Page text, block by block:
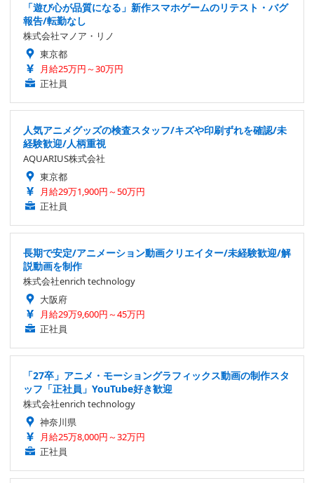
「遊び心が品質になる」新作スマホゲームのリテスト・バグ
報告/転勤なし
株式会社マノア・リノ
東京都
月給25万円～30万円
正社員
人気アニメグッズの検査スタッフ/キズや印刷ずれを確認/未
経験歓迎/人柄重視
AQUARIUS株式会社
東京都
月給29万1,900円～50万円
正社員
長期で安定/アニメーション動画クリエイター/未経験歓迎/解
説動画を制作
株式会社enrich technology
大阪府
月給29万9,600円～45万円
正社員
「27卒」アニメ・モーショングラフィックス動画の制作スタ
ッフ「正社員」YouTube好き歓迎
株式会社enrich technology
神奈川県
月給25万8,000円～32万円
正社員